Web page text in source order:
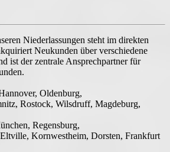
Niederlassungen steht im direkten
Neukunden über verschiedene
ist der zentrale Ansprechpartner für
Oldenburg,
Rostock, Wilsdruff, Magdeburg,
Regensburg,
Kornwestheim, Dorsten, Frankfurt